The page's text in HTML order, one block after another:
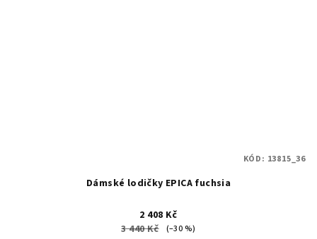
Dámské lodičky EPICA fuchsia
2 408 Kč
3 440 Kč
(–30 %)
KÓD: 13815_36